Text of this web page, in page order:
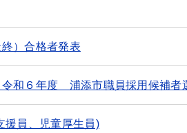
）合格者発表
令和６年度 浦添市職員採用候補者
援員、児童厚生員)